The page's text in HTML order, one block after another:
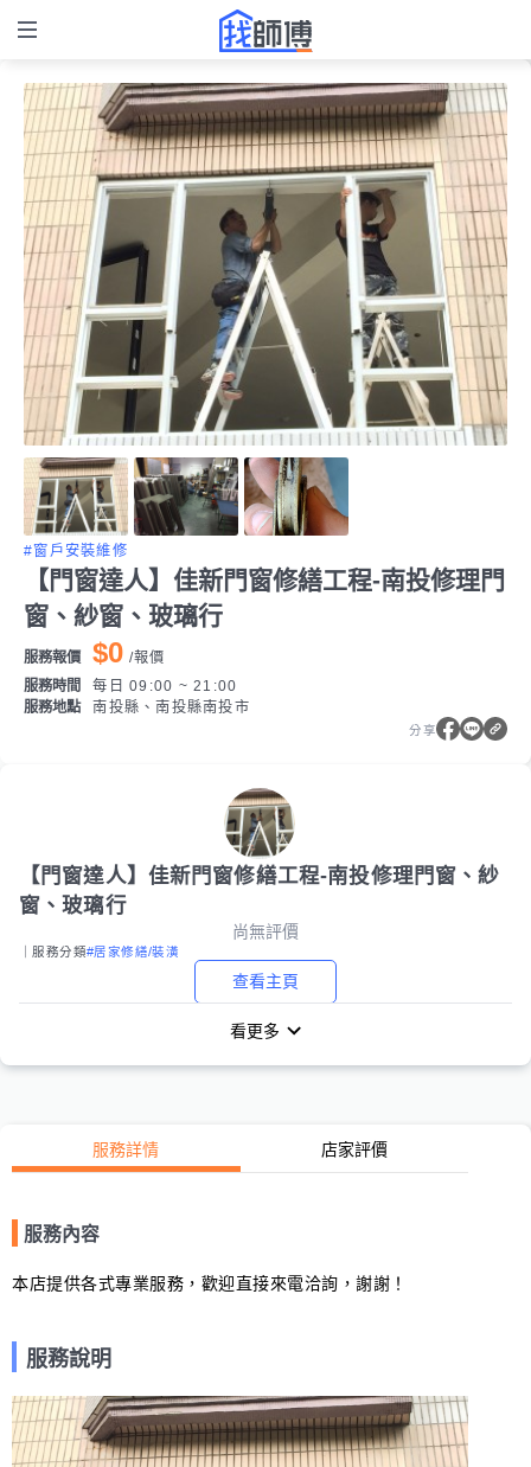
#窗戶安裝維修
【門窗達人】佳新門窗修繕工程-南投修理門
窗、紗窗、玻璃行
服務報價 $0 /報價
服務時間
每日 09:00 ~ 21:00
服務地點
南投縣、南投縣南投市
分享
【門窗達人】佳新門窗修繕工程-南投修理門窗、紗
窗、玻璃行
尚無評價
｜服務分類#居家修繕/裝潢
查看主頁
看更多
服務詳情 店家評價
服務內容
本店提供各式專業服務，歡迎直接來電洽詢，謝謝！
服務說明